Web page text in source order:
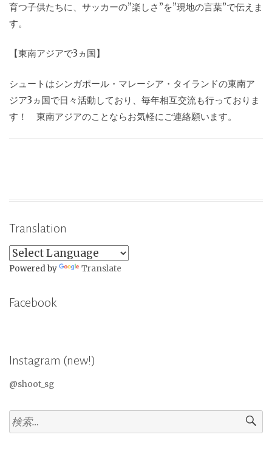
育つ子供たちに、サッカーの”楽しさ”を”現地の言葉”で伝えま
す。
【東南アジアで3ヵ国】
シュートはシンガポール・マレーシア・タイランドの東南ア
ジア3ヵ国で日々活動しており、毎年相互交流も行っておりま
す！ 東南アジアのことならお気軽にご連絡願います。
Translation
Powered by Translate
Facebook
Instagram (new!)
@shoot_sg
検
索